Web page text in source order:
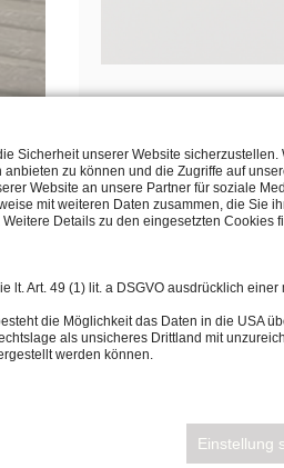
Sicherheit unserer Website
zu können und die Zugriffe auf
Website an unsere Partner für soziale
mit weiteren Daten zusammen, die Sie
Details zu den eingesetzten Cookies
lt. Art. 49 (1) lit. a DSGVO ausdrücklich
die Möglichkeit das Daten in die USA
als unsicheres Drittland mit
werden können.
Einstellung